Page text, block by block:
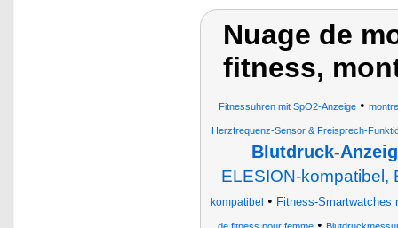
Nuage de
fitness,
Fitnessuhren mit SpO2-Anzeige •
Herzfrequenz-Sensor & Freisprech-
Blutdruck-
ELESION-kompatibel,
kompatibel • Fitness-Smartwatches
•